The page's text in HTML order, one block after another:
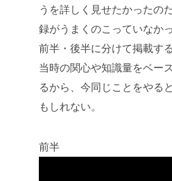
うを詳しく見せたかったの
録がうまくのこっていなか
前半・後半に分けて掲載す
当時の関心や知識量をベー
るから、今同じことをやる
もしれない。
前半